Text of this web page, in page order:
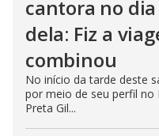
cantora no
dela: Fiz a
combinou
No início da tarde deste
por meio de seu perfil
Preta Gil...